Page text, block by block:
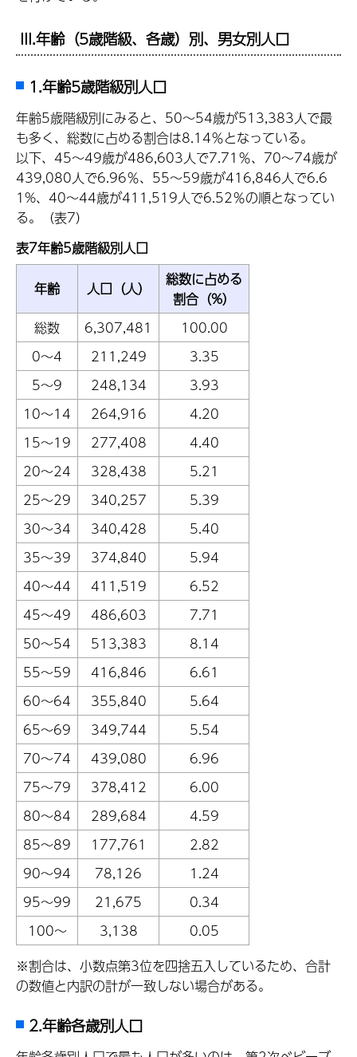
III.年齢（5歳階級、各歳）別、男女別人口
1.年齢5歳階級別人口
年齢5歳階級別にみると、50～54歳が513,383人で最
も多く、総数に占める割合は8.14％となっている。
以下、45～49歳が486,603人で7.71％、70～74歳が
439,080人で6.96％、55～59歳が416,846人で6.6
1%、40～44歳が411,519人で6.52％の順となってい
る。（表7）
年齢 人口（人）
総数に占める
割合（%）
表7年齢5歳階級別人口
総数 6,307,481
100.00
0～4
211,249
3.35
5～9
248,134
3.93
10～14
264,916
4.20
15～19
277,408
4.40
20～24
328,438
5.21
25～29
340,257
5.39
30～34
340,428
5.40
35～39
374,840
5.94
40～44
411,519
6.52
45～49
486,603
7.71
50～54
513,383
8.14
55～59
416,846
6.61
60～64
355,840
5.64
65～69
349,744
5.54
70～74
439,080
6.96
75～79
378,412
6.00
80～84
289,684
4.59
85～89
177,761
2.82
90～94
78,126
1.24
95～99
21,675
0.34
100～
3,138
0.05
※割合は、小数点第3位を四捨五入しているため、合計
の数値と内訳の計が一致しない場合がある。
2.年齢各歳別人口